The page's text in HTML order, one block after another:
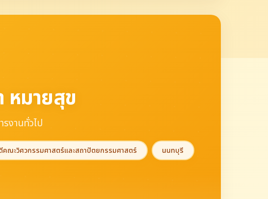
หมายสุข
รงานทั่วไป
ณะวิศวกรรมศาสตร์และสถาปัตยกรรมศาสตร์ นนทบุรี